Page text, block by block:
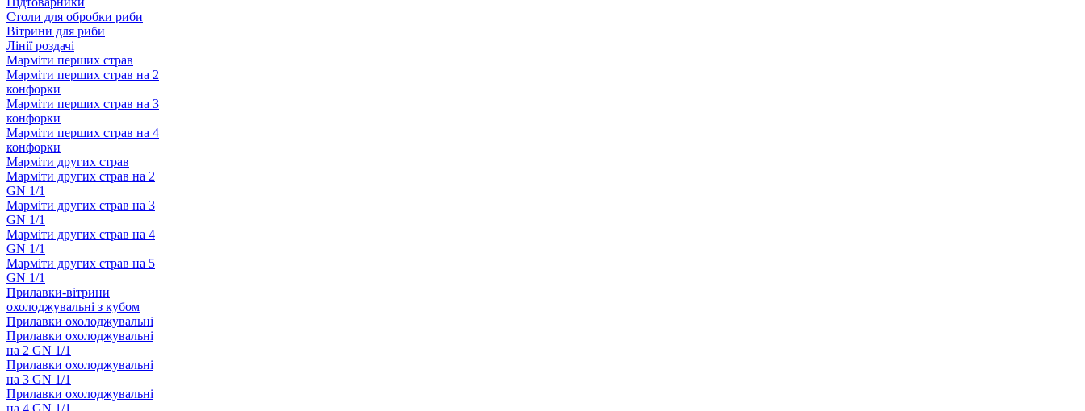
Столи для обробки риби
Вітрини для риби
Лінії роздачі
Марміти перших страв
Марміти перших страв на 2
конфорки
Марміти перших страв на 3
конфорки
Марміти перших страв на 4
конфорки
Марміти других страв
Марміти других страв на 2
GN 1/1
Марміти других страв на 3
GN 1/1
Марміти других страв на 4
GN 1/1
Марміти других страв на 5
GN 1/1
Прилавки-вітрини
охолоджувальні з кубом
Прилавки охолоджувальні
Прилавки охолоджувальні
на 2 GN 1/1
Прилавки охолоджувальні
на 3 GN 1/1
Прилавки охолоджувальні
на 4 GN 1/1